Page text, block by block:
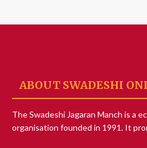
ABOUT SWADESHI
The Swadeshi Jagaran Manch is a
organisation founded in 1991. It